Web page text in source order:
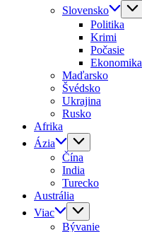
Slovensko
Politika
Krimi
Počasie
Ekonomika
Maďarsko
Švédsko
Ukrajina
Rusko
Afrika
Ázia
Čína
India
Turecko
Austrália
Viac
Bývanie